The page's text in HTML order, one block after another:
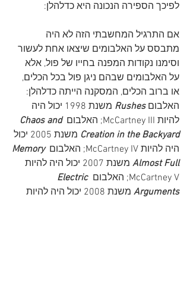
לפיכך הספירה הנכונה היא כדלהלן:
אם התרגיל המחשבתי הזה לא היה
מתבסס על האלבומים שיצאו אחת לעשור
וסימנו נקודות המפנה בחייו של פול, אלא
על האלבומים שבהם ניגן פול בכל הכלים,
או ברוב הכלים, המסקנה הייתה כדלהלן:
האלבום Rushes
משנת 1998 יכול היה
להיות McCartney III; האלבום
Chaos and
Creation in the Backyard
משנת 2005 יכול
היה להיות McCartney IV; האלבום
Memory
Almost Full
משנת 2007 יכול היה להיות
McCartney V; האלבום
Electric
Arguments
משנת 2008 יכול היה להיות